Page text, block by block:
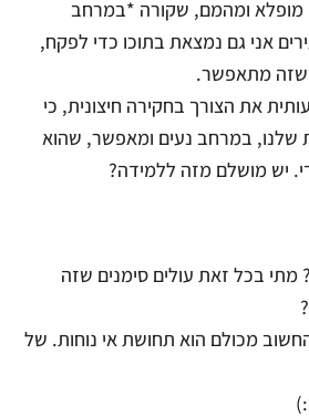
מופלא ומהמם, שקורה *במרחב
אני גם נמצאת בתוכו כדי לפקח,
שזה מתאפשר.
את הצורך בחקירה חיצונית, כי
שלנו, במרחב נעים ומאפשר, שהוא
יש מושלם מזה ללמידה?
מתי בכל זאת עולים סימנים שזה
מכולם הוא תחושת אי נוחות. של